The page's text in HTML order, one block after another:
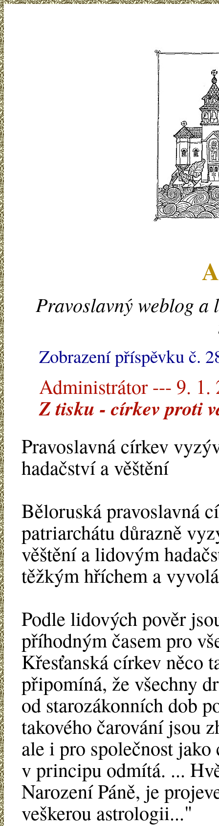
Pravoslavný weblog a
Zobrazení příspěvku č.
Administrátor --- 9. 1.
Z tisku - církev proti
Pravoslavná církev
hadačství a věštění
Běloruská pravoslavná
patriarchátu důrazně
věštění a lidovým
těžkým hříchem a
Podle lidových pověr
příhodným časem pro
Křesťanská církev něco
připomíná, že všechny
od starozákonních dob
takového čarování jsou
ale i pro společnost
v principu odmítá. ...
Narození Páně, je
veškerou astrologii..."